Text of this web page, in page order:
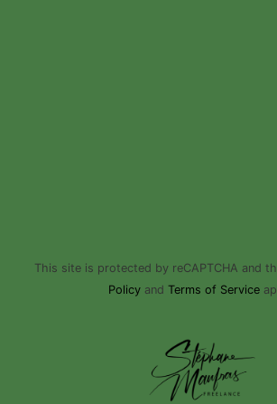
This site is protected by reCAPTCHA and
Policyand Terms of Service